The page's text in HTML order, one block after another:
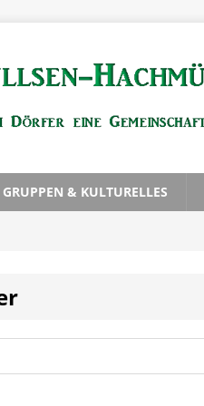
& KULTURELLES